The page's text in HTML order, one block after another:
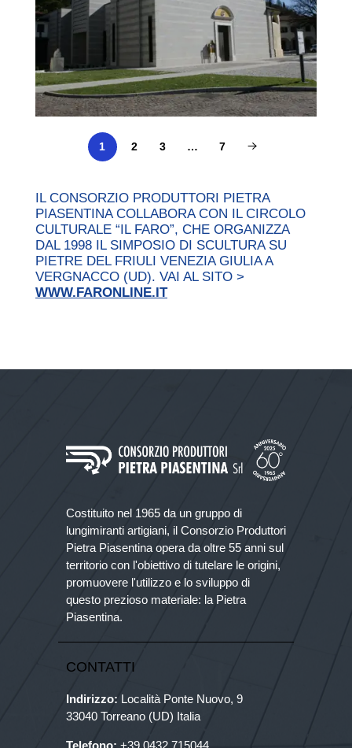
1 2 3 … 7
IL CONSORZIO PRODUTTORI PIETRA
PIASENTINA COLLABORA CON IL CIRCOLO
CULTURALE “IL FARO”, CHE ORGANIZZA
DAL 1998 IL SIMPOSIO DI SCULTURA SU
PIETRE DEL FRIULI VENEZIA GIULIA A
VERGNACCO (UD). VAI AL SITO >
WWW.FARONLINE.IT
Costituito nel 1965 da un gruppo di
lungimiranti artigiani, il Consorzio Produttori
Pietra Piasentina opera da oltre 55 anni sul
territorio con l'obiettivo di tutelare le origini,
promuovere l'utilizzo e lo sviluppo di
questo prezioso materiale: la Pietra
Piasentina.
CONTATTI
Indirizzo: Località Ponte Nuovo, 9
33040 Torreano (UD) Italia